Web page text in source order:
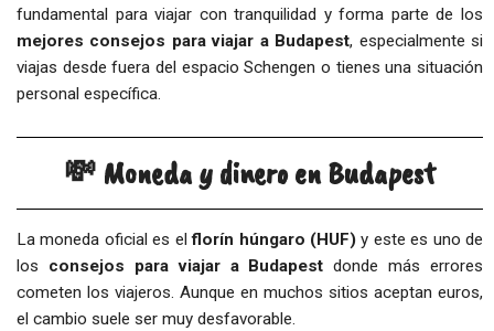
fundamental para viajar con tranquilidad y forma parte de los
mejores consejos para viajar a Budapest, especialmente si
viajas desde fuera del espacio Schengen o tienes una situación
personal específica.
💸 Moneda y dinero en Budapest
La moneda oficial es elflorín húngaro (HUF)y este es uno de
los consejos para viajar a Budapest donde más errores
cometen los viajeros. Aunque en muchos sitios aceptan euros,
el cambio suele ser muy desfavorable.